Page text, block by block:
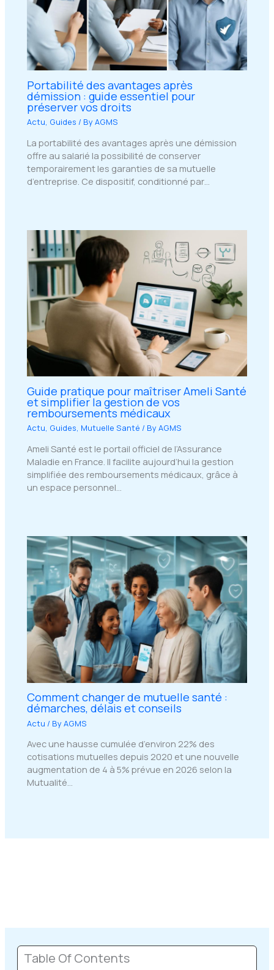
Portabilité des avantages après
démission : guide essentiel pour
préserver vos droits
Actu, Guides / ByAGMS
La portabilité des avantages après une démission
offre au salarié la possibilité de conserver
temporairement les garanties de sa mutuelle
d’entreprise. Ce dispositif, conditionné par…
Guide pratique pour maîtriser Ameli Santé
et simplifier la gestion de vos
remboursements médicaux
Actu, Guides, Mutuelle Santé / ByAGMS
Ameli Santé est le portail officiel de l’Assurance
Maladie en France. Il facilite aujourd’hui la gestion
simplifiée des remboursements médicaux, grâce à
un espace personnel…
Comment changer de mutuelle santé :
démarches, délais et conseils
Actu / ByAGMS
Avec une hausse cumulée d’environ 22% des
cotisations mutuelles depuis 2020 et une nouvelle
augmentation de 4 à 5% prévue en 2026 selon la
Mutualité…
Table Of Contents